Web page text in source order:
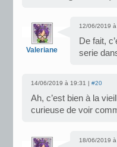
Valeriane
12/06/2019
De fait,
serie
14/06/2019 à 19:31 | #20
Ah, c’est bien à la
curieuse de voir
18/06/2019